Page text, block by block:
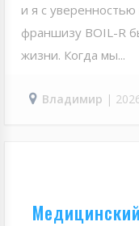
и я с
франшизу BOIL-R
жизни. Когда мы...
Владимир |